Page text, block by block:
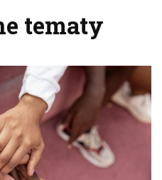
tematy